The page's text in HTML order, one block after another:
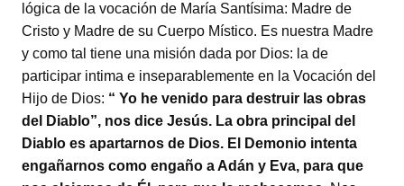
lógica de la vocación de María Santísima: Madre de
Cristo y Madre de su Cuerpo Místico. Es nuestra Madre
y como tal tiene una misión dada por Dios: la de
participar intima e inseparablemente en la Vocación del
Hijo de Dios: “ Yo he venido para destruir las obras
del Diablo”, nos dice Jesús. La obra principal del
Diablo es apartarnos de Dios. El Demonio intenta
engañarnos como engaño a Adán y Eva, para que